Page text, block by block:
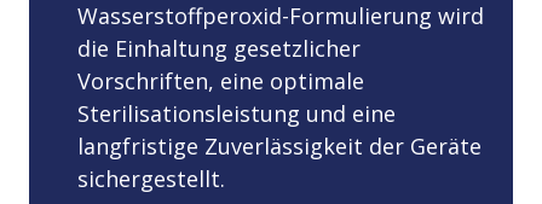
Wasserstoffperoxid-Formulierung wird
die Einhaltung gesetzlicher
Vorschriften, eine optimale
Sterilisationsleistung und eine
langfristige Zuverlässigkeit der Geräte
sichergestellt.